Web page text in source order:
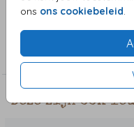
ons ons cookiebeleid
Collectie
Jongenskaart
Deze zijn ook